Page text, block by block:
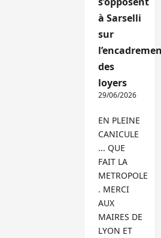
à Sarselli
sur
des
loyers
29/06/2026
EN PLEINE
CANICULE
... QUE
FAIT LA
METROPOLE
. MERCI
AUX
MAIRES DE
LYON ET